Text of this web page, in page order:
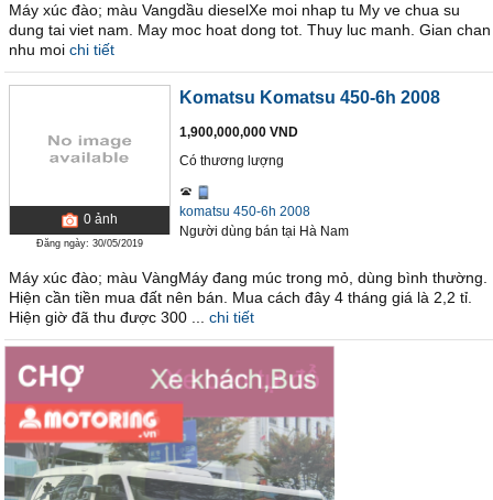
Máy xúc đào; màu Vangdầu dieselXe moi nhap tu My ve chua su
dung tai viet nam. May moc hoat dong tot. Thuy luc manh. Gian chan
nhu moi chi tiết
0 ảnh
Đăng ngày: 30/05/2019
Komatsu Komatsu 450-6h 2008
1,900,000,000 VND
Có thương lượng
komatsu 450-6h 2008
Người dùng bán tại Hà Nam
Máy xúc đào; màu VàngMáy đang múc trong mỏ, dùng bình thường.
Hiện cần tiền mua đất nên bán. Mua cách đây 4 tháng giá là 2,2 tỉ.
Hiện giờ đã thu được 300 ...
chi tiết